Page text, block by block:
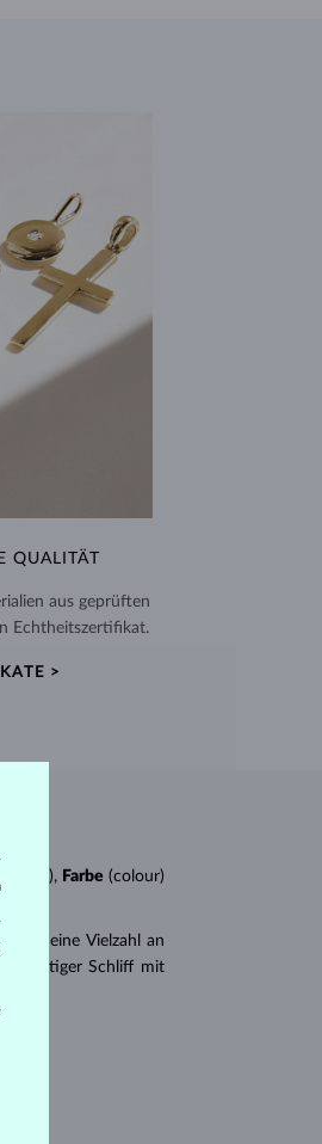
QUALITÄT
aus geprüften
Echtheitszertifikat.
>
(clarity), Farbe (colour)
auch eine Vielzahl an
Schliff mit